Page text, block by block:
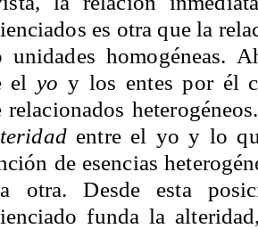
es otra que la
unidades homogéneas.
elyo y los entes por él
relacionados
entre el yo y lo
de esencias
otra. Desde esta
funda la